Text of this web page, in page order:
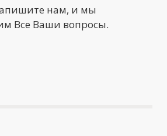
нам, и мы
Все Ваши вопросы.